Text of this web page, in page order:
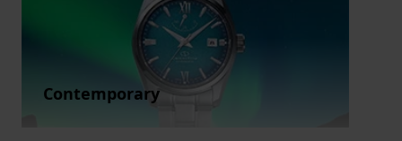
Contemporary